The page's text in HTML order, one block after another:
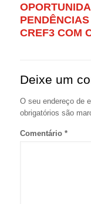
CREF3 COM
Deixe um
O seu endereço de
obrigatórios são
Comentário *